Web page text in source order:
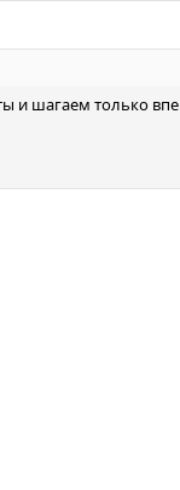
и шагаем только